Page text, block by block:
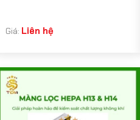
Giá: Liên hệ